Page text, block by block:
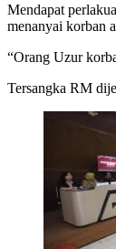
Mendapat
menanyai korban
“Orang Uzur
Tersangka RM